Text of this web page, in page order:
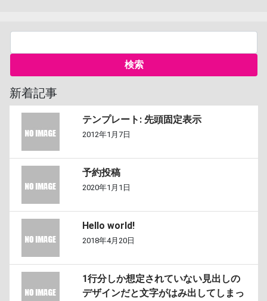
新着記事
テンプレート: 先頭固定表示
2012年1月7日
予約投稿
2020年1月1日
Hello world!
2018年4月20日
1行分しか想定されていない見出しの
デザインだと文字がはみ出してしまっ